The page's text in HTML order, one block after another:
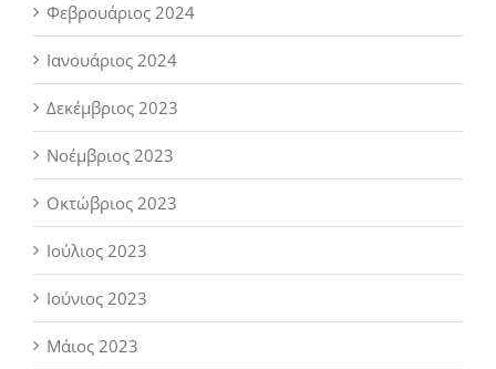
Φεβρουάριος 2024
Ιανουάριος 2024
Δεκέμβριος 2023
Νοέμβριος 2023
Οκτώβριος 2023
Ιούλιος 2023
Ιούνιος 2023
Μάιος 2023